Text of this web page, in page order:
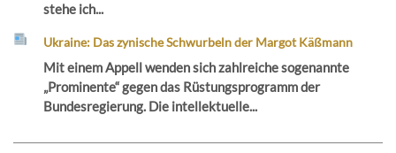
stehe ich...
Ukraine: Das zynische Schwurbeln der Margot Käßmann
Mit einem Appell wenden sich zahlreiche sogenannte
„Prominente“ gegen das Rüstungsprogramm der
Bundesregierung. Die intellektuelle...